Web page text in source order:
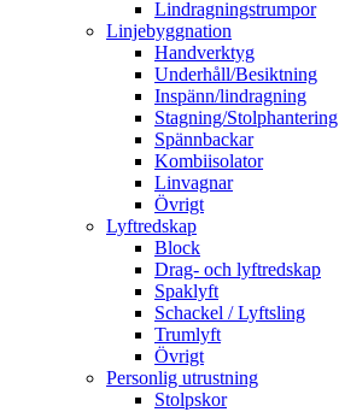
Lindragningstrumpor
Linjebyggnation
Handverktyg
Underhåll/Besiktning
Inspänn/lindragning
Stagning/Stolphantering
Spännbackar
Kombiisolator
Linvagnar
Övrigt
Lyftredskap
Block
Drag- och lyftredskap
Spaklyft
Schackel / Lyftsling
Trumlyft
Övrigt
Personlig utrustning
Stolpskor